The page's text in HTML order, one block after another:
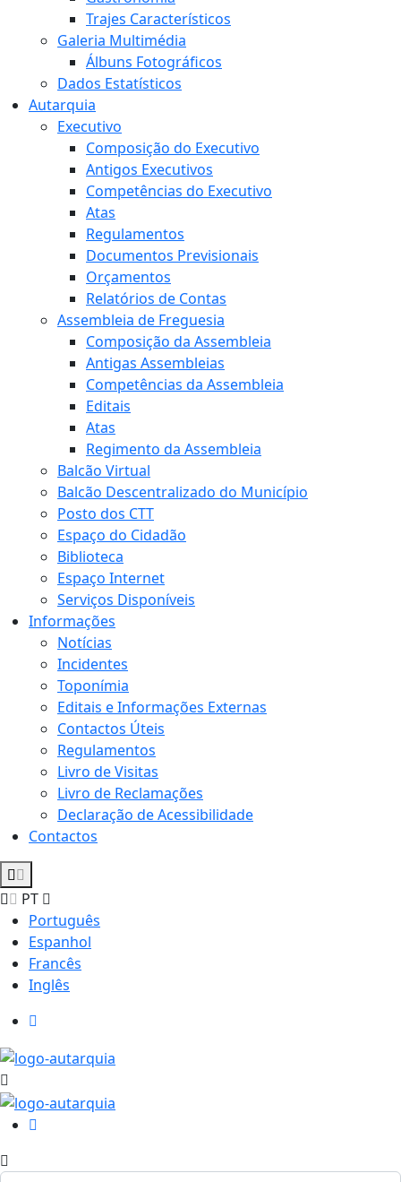
Trajes Característicos
Galeria Multimédia
Álbuns Fotográficos
Dados Estatísticos
Autarquia
Executivo
Composição do Executivo
Antigos Executivos
Competências do Executivo
Atas
Regulamentos
Documentos Previsionais
Orçamentos
Relatórios de Contas
Assembleia de Freguesia
Composição da Assembleia
Antigas Assembleias
Competências da Assembleia
Editais
Atas
Regimento da Assembleia
Balcão Virtual
Balcão Descentralizado do Município
Posto dos CTT
Espaço do Cidadão
Biblioteca
Espaço Internet
Serviços Disponíveis
Informações
Notícias
Incidentes
Toponímia
Editais e Informações Externas
Contactos Úteis
Regulamentos
Livro de Visitas
Livro de Reclamações
Declaração de Acessibilidade
Contactos
PT
Português
Espanhol
Francês
Inglês